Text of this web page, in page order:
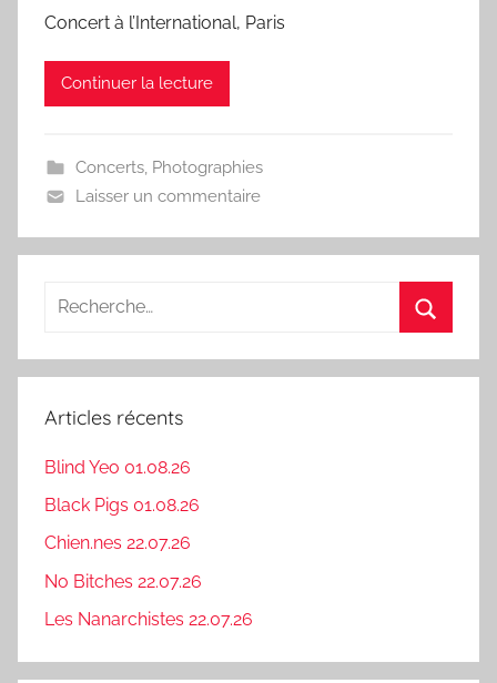
Concert à l’International, Paris
Continuer la lecture
Concerts, Photographies
Laisser un commentaire
Recherche
:
Articles récents
Blind Yeo 01.08.26
Black Pigs 01.08.26
Chien.nes 22.07.26
No Bitches 22.07.26
Les Nanarchistes 22.07.26